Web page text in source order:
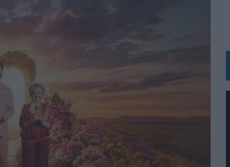
LA INFANCIA EN SU ESTRATEGIA
COMERCIAL GLOBAL
INSPIRADA EN CORNETTO, CALIPPO Y SOLERO
EL PATRIMONIO HISTÓRICO EN ACTIVOS CULTURALES Y ECONÓMICOS
GESTIÓN DE SUS RELACIONES CON LOS MEDIOS
EN SU ÚLTIMA CAMPAÑA INTERNACIONAL
DE MARCA A LARGO PLAZO Y LA MEDICIÓN SON DOS CARAS DE LA MISMA